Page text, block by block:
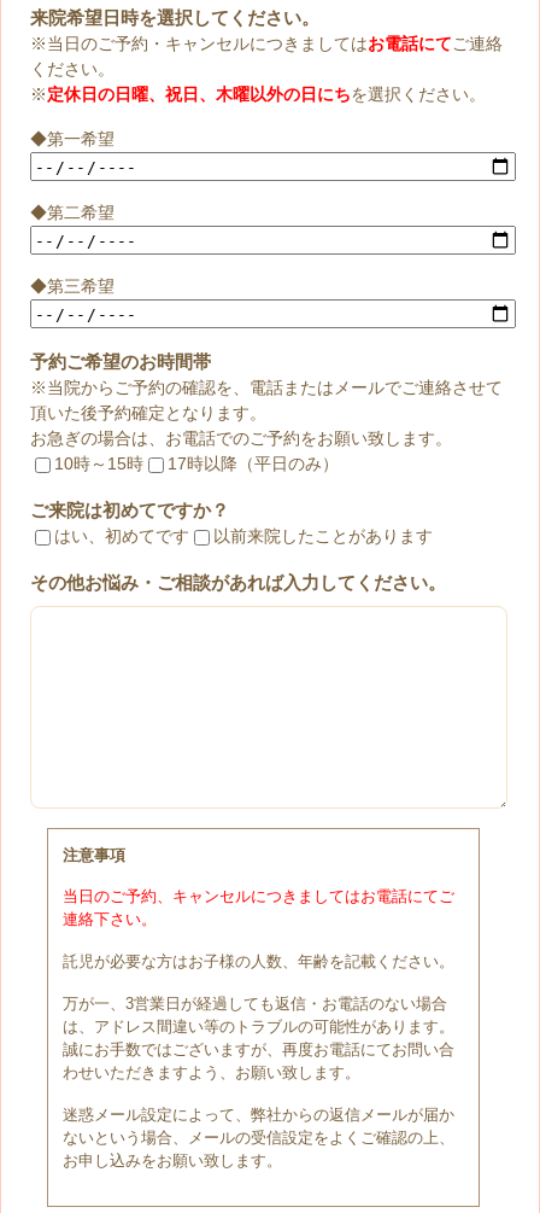
来院希望日時を選択してください。
※当日のご予約・キャンセルにつきましてはお電話にてご連絡
ください。
※定休日の日曜、祝日、木曜以外の日にちを選択ください。
◆第一希望
◆第二希望
◆第三希望
予約ご希望のお時間帯
※当院からご予約の確認を、電話またはメールでご連絡させて
頂いた後予約確定となります。
お急ぎの場合は、お電話でのご予約をお願い致します。
10時～15時
17時以降（平日のみ）
ご来院は初めてですか？
はい、初めてです 以前来院したことがあります
その他お悩み・ご相談があれば入力してください。
注意事項
当日のご予約、キャンセルにつきましてはお電話にてご
連絡下さい。
託児が必要な方はお子様の人数、年齢を記載ください。
万が一、3営業日が経過しても返信・お電話のない場合
は、アドレス間違い等のトラブルの可能性があります。
誠にお手数ではございますが、再度お電話にてお問い合
わせいただきますよう、お願い致します。
迷惑メール設定によって、弊社からの返信メールが届か
ないという場合、メールの受信設定をよくご確認の上、
お申し込みをお願い致します。